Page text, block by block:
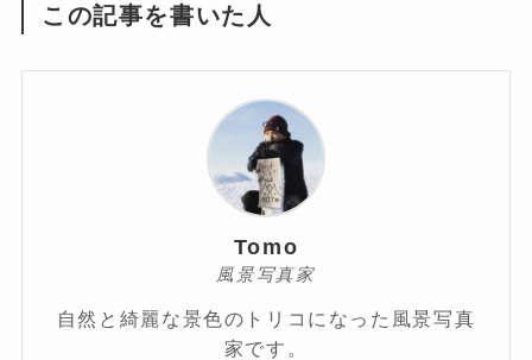
この記事を書いた人
Tomo
風景写真家
自然と綺麗な景色のトリコになった風景写真
家です。